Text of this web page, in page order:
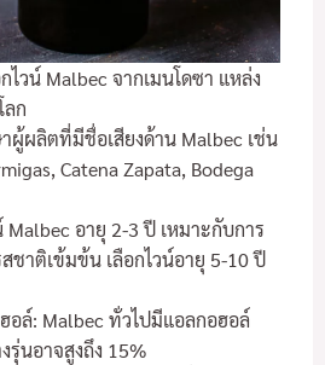
ไวน์ Malbec จากเมนโดซา แหล่ง
ก
ผลิตที่มีชื่อเสียงด้าน Malbec เช่น
Catena Zapata, Bodega
Malbec อายุ 2-3 ปี เหมาะกับการ
ชาติเข้มข้น เลือกไวน์อายุ 5-10 ปี
ล์: Malbec ทั่วไปมีแอลกอฮอล์
รุ่นอาจสูงถึง 15%